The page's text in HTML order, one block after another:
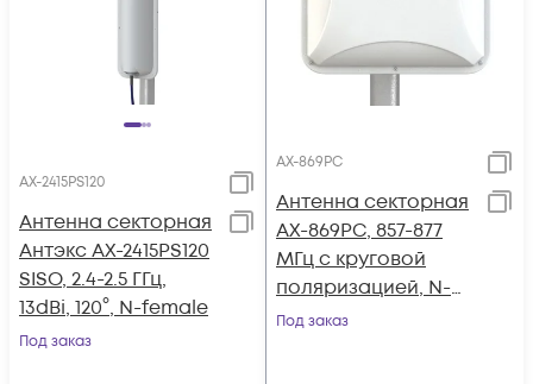
AX-2415PS120
Антенна секторная
Антэкс AX-2415PS120
SISO, 2.4-2.5 ГГц,
13dBi, 120°, N-female
Под заказ
AX-869PС
Антенна секторная
AX-869PС, 857-877
МГц с круговой
поляризацией, N-
female
Под заказ